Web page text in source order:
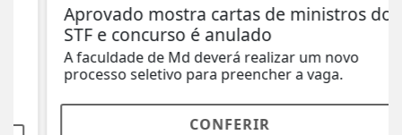
Aprovado mostra cartas de ministros do
STF e concurso é anulado
A faculdade de Md deverá realizar um novo
processo seletivo para preencher a vaga.
CONFERIR